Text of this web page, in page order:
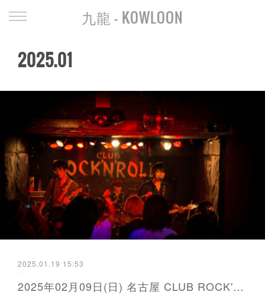
九龍 - KOWLOON
2025.01
2025.01.19 15:53
2025年02月09日(日) 名古屋 CLUB ROCK'N'ROLL